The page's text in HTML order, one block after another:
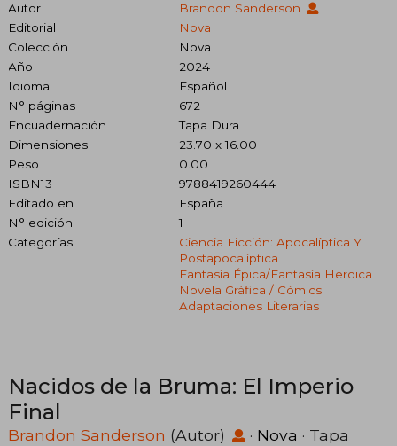
Autor
Brandon Sanderson
Editorial
Nova
Colección
Nova
Año
2024
Idioma
Español
N° páginas
672
Encuadernación
Tapa Dura
Dimensiones
23.70 x 16.00
Peso
0.00
ISBN13
9788419260444
Editado en
España
N° edición
1
Categorías
Ciencia Ficción: Apocalíptica Y
Postapocalíptica
Fantasía Épica/fantasía Heroica
Novela Gráfica / Cómics:
Adaptaciones Literarias
Nacidos de la Bruma: El Imperio
Final
Brandon Sanderson (Autor) · Nova · Tapa